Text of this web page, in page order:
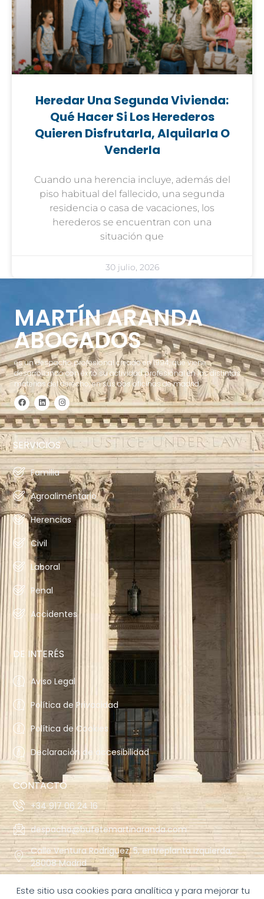
Este sitio usa cookies para analítica y para mejorar tu
Heredar Una Segunda Vivienda:
Qué Hacer Si Los Herederos
Quieren Disfrutarla, Alquilarla O
Venderla
Cuando una herencia incluye, además del
piso habitual del fallecido, una segunda
residencia o casa de vacaciones, los
herederos se encuentran con una
situación que
30 julio, 2026
MARTÍN ARANDA
ABOGADOS
es un despacho profesional creado en 1994, que viene
desarrollando con éxito su actividad profesional en las distintas
materias del derecho, en sus dos oficinas de madrid.
SERVICIOS
Familia
Agroalimentario
Herencias
Civil
Laboral
Penal
Accidentes
DE INTERÉS
Aviso Legal
Política de Privacidad
Política de Cookies
Declaración de accesibilidad
CONTACTO
+34 917 06 24 16
despacho@bufetemartinaranda.com
Calle Ventura Rodriguez, 5, entreplanta izquierda,
28008 Madrid